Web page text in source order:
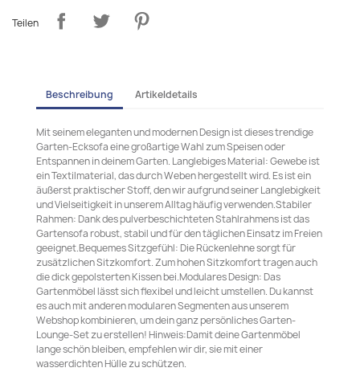
Teilen
Beschreibung Artikeldetails
Mit seinem eleganten und modernen Design ist dieses trendige
Garten-Ecksofa eine großartige Wahl zum Speisen oder
Entspannen in deinem Garten. Langlebiges Material: Gewebe ist
ein Textilmaterial, das durch Weben hergestellt wird. Es ist ein
äußerst praktischer Stoff, den wir aufgrund seiner Langlebigkeit
und Vielseitigkeit in unserem Alltag häufig verwenden.Stabiler
Rahmen: Dank des pulverbeschichteten Stahlrahmens ist das
Gartensofa robust, stabil und für den täglichen Einsatz im Freien
geeignet.Bequemes Sitzgefühl: Die Rückenlehne sorgt für
zusätzlichen Sitzkomfort. Zum hohen Sitzkomfort tragen auch
die dick gepolsterten Kissen bei.Modulares Design: Das
Gartenmöbel lässt sich flexibel und leicht umstellen. Du kannst
es auch mit anderen modularen Segmenten aus unserem
Webshop kombinieren, um dein ganz persönliches Garten-
Lounge-Set zu erstellen! Hinweis:Damit deine Gartenmöbel
lange schön bleiben, empfehlen wir dir, sie mit einer
wasserdichten Hülle zu schützen.